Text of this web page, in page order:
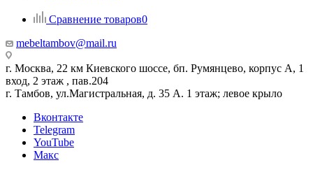
Сравнение товаров0
mebeltambov@mail.ru
г. Москва, 22 км Киевского шоссе, бп. Румянцево, корпус А, 1
вход, 2 этаж , пав.204
г. Тамбов, ул.Магистральная, д. 35 А. 1 этаж; левое крыло
Вконтакте
Telegram
YouTube
Макс